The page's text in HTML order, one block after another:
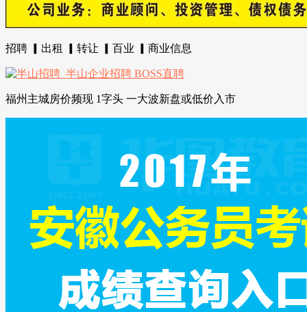
招聘 ▎出租 ▎转让 ▎百业 ▎商业信息
福州主城房价频现 1字头 一大波新盘或低价入市